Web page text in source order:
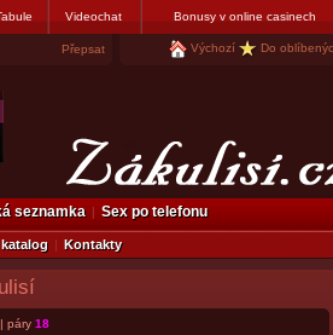
Videochat Bonusy v online casinech
Přepsat Výchozí Do
seznamka Sex po telefonu
Kontakty
páry 18